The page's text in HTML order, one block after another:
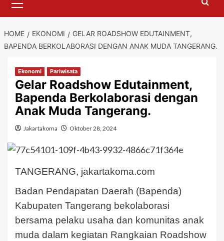
Menu
HOME EKONOMI
GELAR ROADSHOW EDUTAINMENT,
BAPENDA BERKOLABORASI DENGAN ANAK MUDA TANGERANG.
Ekonomi Pariwisata
Gelar Roadshow Edutainment,
Bapenda Berkolaborasi dengan
Anak Muda Tangerang.
Jakartakoma Oktober 28, 2024
TANGERANG, jakartakoma.com
Badan Pendapatan Daerah (Bapenda)
Kabupaten Tangerang bekolaborasi
bersama pelaku usaha dan komunitas anak
muda dalam kegiatan Rangkaian Roadshow